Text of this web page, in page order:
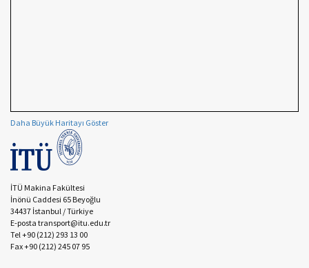
Daha Büyük Haritayı Göster
İTÜ Makina Fakültesi
İnönü Caddesi 65 Beyoğlu
34437 İstanbul / Türkiye
E-posta transport@itu.edu.tr
Tel +90 (212) 293 13 00
Fax +90 (212) 245 07 95